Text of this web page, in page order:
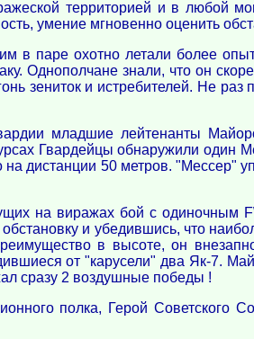
территорией и в любой
умение мгновенно оценить
в паре охотно летали более
Однополчане знали, что он
зениток и истребителей. Не
младшие лейтенанты
Гвардейцы обнаружили
дистанции 50 метров. "Мессер"
на виражах бой с одиночным
и убедившись, что
в высоте, он
от "карусели" два Як-7.
сразу 2 воздушные победы !
полка, Герой Советского